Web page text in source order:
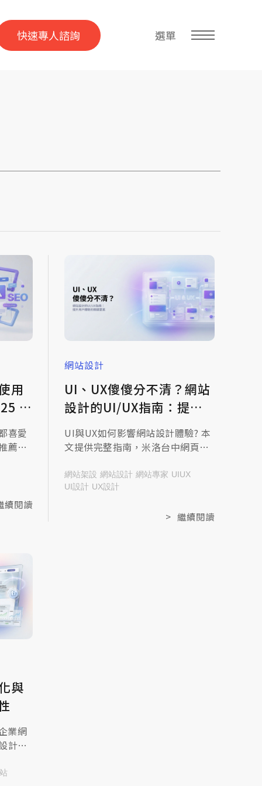
快速專人諮詢 選單
用
網
(上)
喜愛
薦的
續閱讀
網站設計
UI、UX傻傻分不清？網站
設計的UI/UX指南：提升
用戶體驗的關鍵要素
UI與UX如何影響網站設計體驗? 本
文提供完整指南，米洛台中網頁設
一起來閱讀文章，提升網站價值!
網站架設 網站設計 網站專家 UIUX
UI設計 UX設計
> 繼續閱讀
與
業網
計公
文